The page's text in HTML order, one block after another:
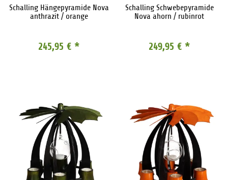
Schalling Hängepyramide Nova
anthrazit / orange
245,95 € *
Schalling Schwebepyramide
Nova ahorn / rubinrot
249,95 € *